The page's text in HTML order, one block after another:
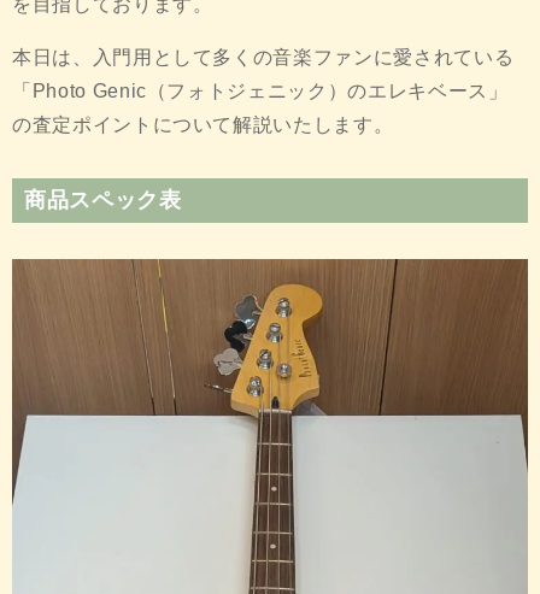
を目指しております。
本日は、入門用として多くの音楽ファンに愛されている
「Photo Genic（フォトジェニック）のエレキベース」
の査定ポイントについて解説いたします。
商品スペック表